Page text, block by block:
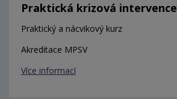
Praktická krizová intervence
Praktický a nácvikový kurz
Akreditace MPSV
Více informací